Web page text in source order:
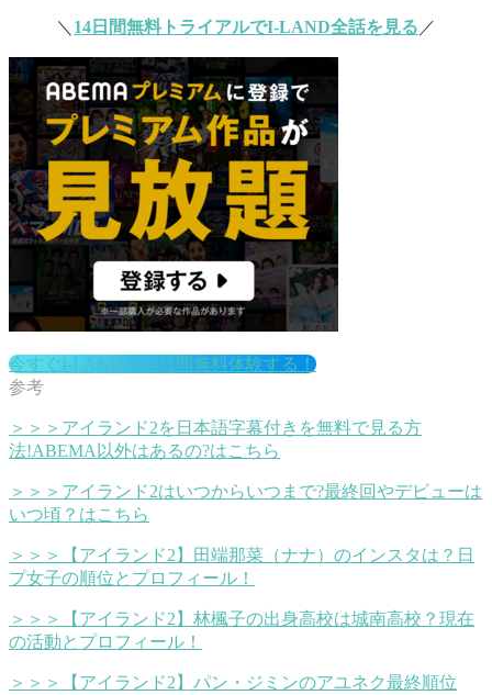
＼ 14日間無料トライアルでI-LAND全話を見る ／
今すぐI-LANDを14日間無料体験する！
＞＞＞アイランド2を日本語字幕付きを無料で見る方
法!ABEMA以外はあるの?はこちら
＞＞＞アイランド2はいつからいつまで?最終回やデビューは
いつ頃？はこちら
＞＞＞【アイランド2】田端那菜（ナナ）のインスタは？日
プ女子の順位とプロフィール！
＞＞＞【アイランド2】林楓子の出身高校は城南高校？現在
の活動とプロフィール！
＞＞＞【アイランド2】パン・ジミンのアユネク最終順位